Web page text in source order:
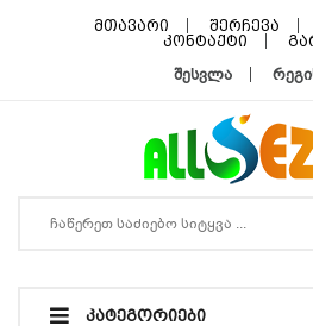
მთავარი შერჩევა
კონტაქტი
შესვლა
ᲙᲐᲢᲔᲒᲝᲠᲘᲔᲑᲘ